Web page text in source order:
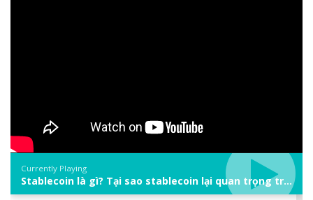
Currently Playing
Stablecoin là gì? Tại sao stablecoin lại quan trọng trong thị trường crypto? | Phổ cập Blockchain